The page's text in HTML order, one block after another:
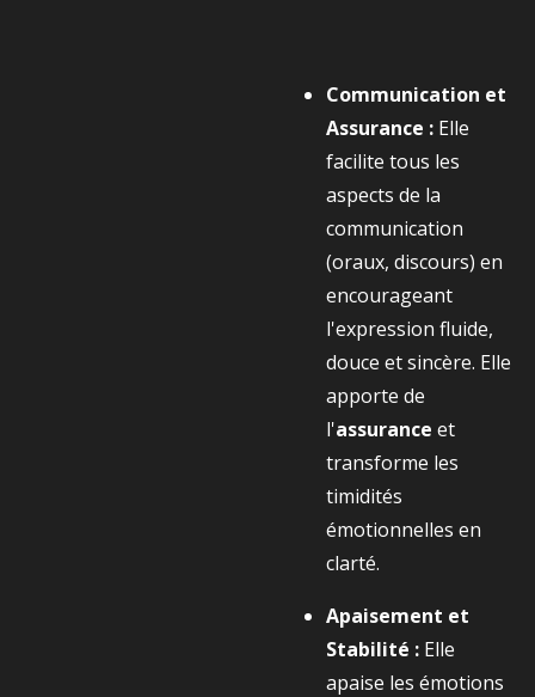
Communication et
Assurance : Elle
facilite tous les
aspects de la
communication
(oraux, discours) en
encourageant
l'expression fluide,
douce et sincère. Elle
apporte de
l'assurance et
transforme les
timidités
émotionnelles en
clarté.
Apaisement et
Stabilité : Elle
apaise les émotions